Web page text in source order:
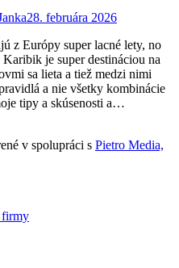
28. februára 2026
z Európy super lacné lety, no
je super destináciou na
sa lieta a tiež medzi nimi
a nie všetky kombinácie
tipy a skúsenosti a…
v spolupráci s Pietro Media,
firmy